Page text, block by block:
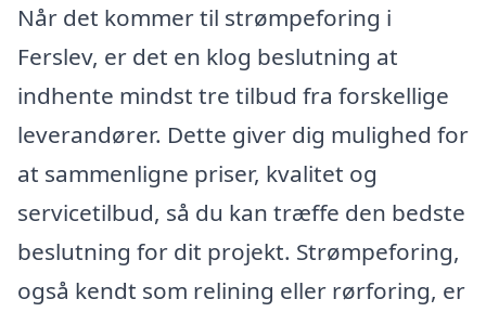
Når det kommer til strømpeforing i
Ferslev, er det en klog beslutning at
indhente mindst tre tilbud fra forskellige
leverandører. Dette giver dig mulighed for
at sammenligne priser, kvalitet og
servicetilbud, så du kan træffe den bedste
beslutning for dit projekt. Strømpeforing,
også kendt som relining eller rørforing, er